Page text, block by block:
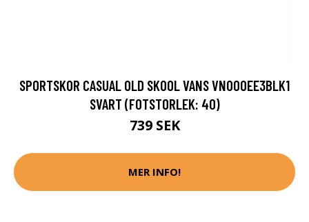
SPORTSKOR CASUAL OLD SKOOL VANS VN000EE3BLK1
SVART (FOTSTORLEK: 40)
739 SEK
MER INFO!